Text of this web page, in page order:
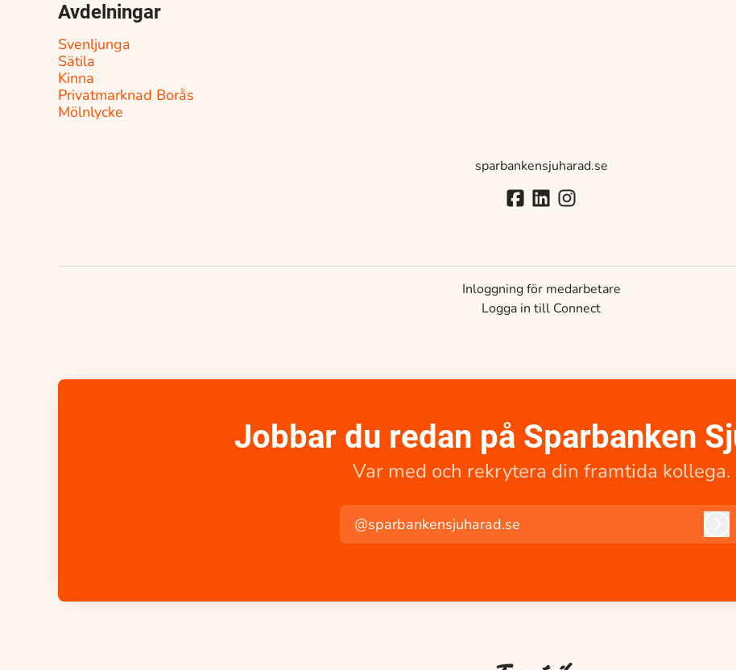
Avdelningar
Svenljunga
Sätila
Kinna
Privatmarknad Borås
Mölnlycke
sparbankensjuharad.se
Inloggning för medarbetare
Logga in till Connect
Jobbar du redan på Sparbanken
Var med och rekrytera din framtida kollega.
@sparbankensjuharad.se